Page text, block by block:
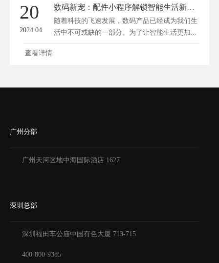
20
2024.04
数码新宠：配件小程序解锁智能生活新境界
随着科技的飞速发展，数码产品已经成为我们生
活中不可或缺的一部分。为了让智能生活更加...
查看详情
广州分部
广州天河区地中海国际酒店 1627
深圳总部
深圳福田车公庙中国有色大厦 713-715
400-800-9385